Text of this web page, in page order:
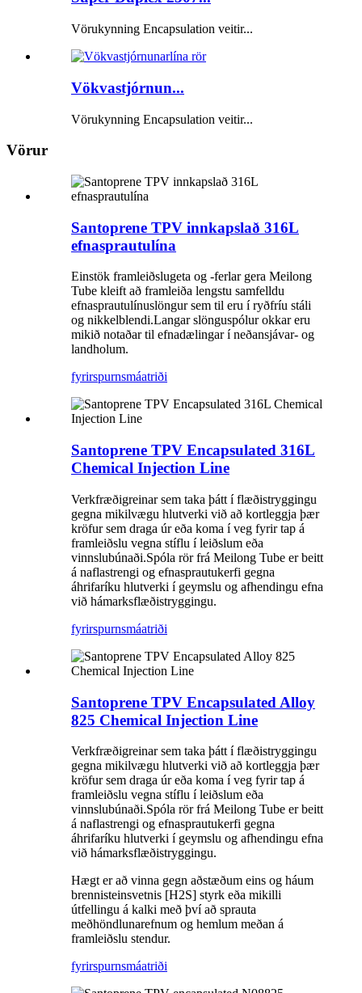
Vörukynning Encapsulation veitir...
Vökvastjórnun...
Vörukynning Encapsulation veitir...
Vörur
Santoprene TPV innkapslað 316L
efnasprautulína
Einstök framleiðslugeta og -ferlar gera Meilong
Tube kleift að framleiða lengstu samfelldu
efnasprautulínuslöngur sem til eru í ryðfríu stáli
og nikkelblendi.Langar slönguspólur okkar eru
mikið notaðar til efnadælingar í neðansjávar- og
landholum.
fyrirspurnsmáatriði
Santoprene TPV Encapsulated 316L
Chemical Injection Line
Verkfræðigreinar sem taka þátt í flæðistryggingu
gegna mikilvægu hlutverki við að kortleggja þær
kröfur sem draga úr eða koma í veg fyrir tap á
framleiðslu vegna stíflu í leiðslum eða
vinnslubúnaði.Spóla rör frá Meilong Tube er beitt
á naflastrengi og efnasprautukerfi gegna
áhrifaríku hlutverki í geymslu og afhendingu efna
við hámarksflæðistryggingu.
fyrirspurnsmáatriði
Santoprene TPV Encapsulated Alloy
825 Chemical Injection Line
Verkfræðigreinar sem taka þátt í flæðistryggingu
gegna mikilvægu hlutverki við að kortleggja þær
kröfur sem draga úr eða koma í veg fyrir tap á
framleiðslu vegna stíflu í leiðslum eða
vinnslubúnaði.Spóla rör frá Meilong Tube er beitt
á naflastrengi og efnasprautukerfi gegna
áhrifaríku hlutverki í geymslu og afhendingu efna
við hámarksflæðistryggingu.
Hægt er að vinna gegn aðstæðum eins og háum
brennisteinsvetnis [H2S] styrk eða mikilli
útfellingu á kalki með því að sprauta
meðhöndlunarefnum og hemlum meðan á
framleiðslu stendur.
fyrirspurnsmáatriði